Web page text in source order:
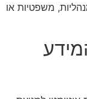
משפטיות או